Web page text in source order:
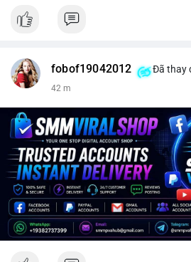
fobof19042012 Đã thay
42 m